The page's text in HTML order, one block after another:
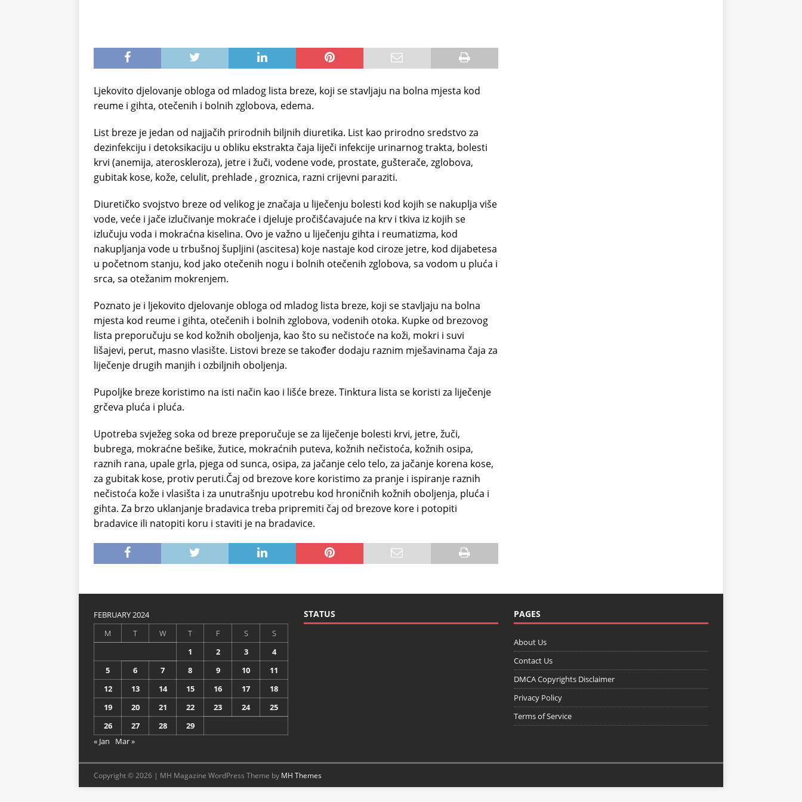
Ljekovito djelovanje obloga od mladog lista breze, koji se stavljaju na bolna mjesta kod
reume i gihta, otečenih i bolnih zglobova, edema.
List breze je jedan od najjačih prirodnih biljnih diuretika. List kao prirodno sredstvo za
dezinfekciju i detoksikaciju u obliku ekstrakta čaja liječi infekcije urinarnog trakta, bolesti
krvi (anemija, ateroskleroza), jetre i žuči, vodene vode, prostate, gušterače, zglobova,
gubitak kose, kože, celulit, prehlade , groznica, razni crijevni paraziti.
Diuretičko svojstvo breze od velikog je značaja u liječenju bolesti kod kojih se nakuplja više
vode, veće i jače izlučivanje mokraće i djeluje pročišćavajuće na krv i tkiva iz kojih se
izlučuju voda i mokraćna kiselina. Ovo je važno u liječenju gihta i reumatizma, kod
nakupljanja vode u trbušnoj šupljini (ascitesa) koje nastaje kod ciroze jetre, kod dijabetesa
u početnom stanju, kod jako otečenih nogu i bolnih otečenih zglobova, sa vodom u pluća i
srca, sa otežanim mokrenjem.
Poznato je i ljekovito djelovanje obloga od mladog lista breze, koji se stavljaju na bolna
mjesta kod reume i gihta, otečenih i bolnih zglobova, vodenih otoka. Kupke od brezovog
lista preporučuju se kod kožnih oboljenja, kao što su nečistoće na koži, mokri i suvi
lišajevi, perut, masno vlasište. Listovi breze se također dodaju raznim mješavinama čaja za
liječenje drugih manjih i ozbiljnih oboljenja.
Pupoljke breze koristimo na isti način kao i lišće breze. Tinktura lista se koristi za liječenje
grčeva pluća i pluća.
Upotreba svježeg soka od breze preporučuje se za liječenje bolesti krvi, jetre, žuči,
bubrega, mokraćne bešike, žutice, mokraćnih puteva, kožnih nečistoća, kožnih osipa,
raznih rana, upale grla, pjega od sunca, osipa, za jačanje celo telo, za jačanje korena kose,
za gubitak kose, protiv peruti.Čaj od brezove kore koristimo za pranje i ispiranje raznih
nečistoća kože i vlasišta i za unutrašnju upotrebu kod hroničnih kožnih oboljenja, pluća i
gihta. Za brzo uklanjanje bradavica treba pripremiti čaj od brezove kore i potopiti
bradavice ili natopiti koru i staviti je na bradavice.
FEBRUARY 2024
M
T W T F S
S
1
2 3
4
5
6 7 8 9 10
11
12
13 14 15 16 17
18
19
20 21 22 23 24
25
26
27 28
29
« Jan
Mar »
STATUS PAGES
About Us
Contact Us
DMCA Copyrights Disclaimer
Privacy Policy
Terms of Service
Copyright © 2026 | MH Magazine WordPress Theme by MH Themes